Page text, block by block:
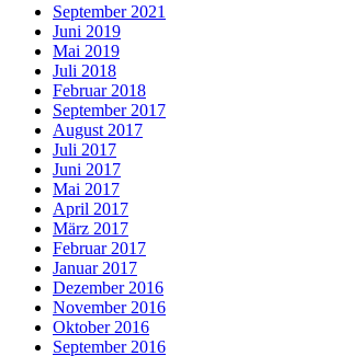
September 2021
Juni 2019
Mai 2019
Juli 2018
Februar 2018
September 2017
August 2017
Juli 2017
Juni 2017
Mai 2017
April 2017
März 2017
Februar 2017
Januar 2017
Dezember 2016
November 2016
Oktober 2016
September 2016